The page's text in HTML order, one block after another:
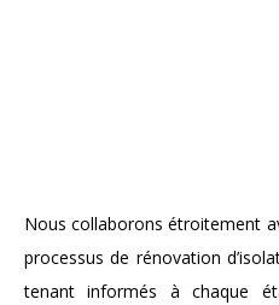
Nous collaborons étroitement
processus de rénovation
tenant informés à chaque